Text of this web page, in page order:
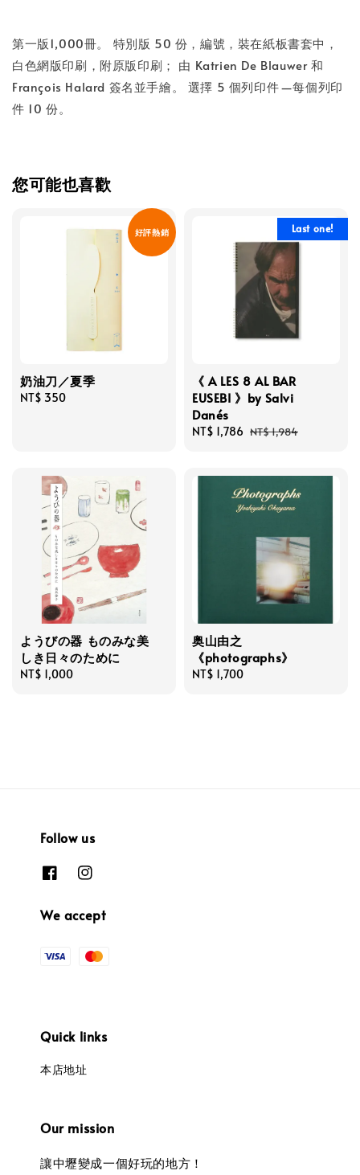
第一版1,000冊。 特別版 50 份，編號，裝在紙板書套中，
白色網版印刷，附原版印刷； 由 Katrien De Blauwer 和
François Halard 簽名並手繪。 選擇 5 個列印件 —每個列印
件 10 份。
您可能也喜歡
好評熱銷
奶油刀／夏季
Regular
NT$ 350
Last one!
《 A LES 8 AL BAR
EUSEBI 》by Salvi
Danés
Sale
NT$ 1,786 Regular
NT$ 1,984
ようびの器 ものみな美
しき日々のために
Regular
NT$ 1,000
奥山由之
《photographs》
Regular
NT$ 1,700
Follow us
We accept
Quick links
本店地址
Our mission
讓中壢變成一個好玩的地方！